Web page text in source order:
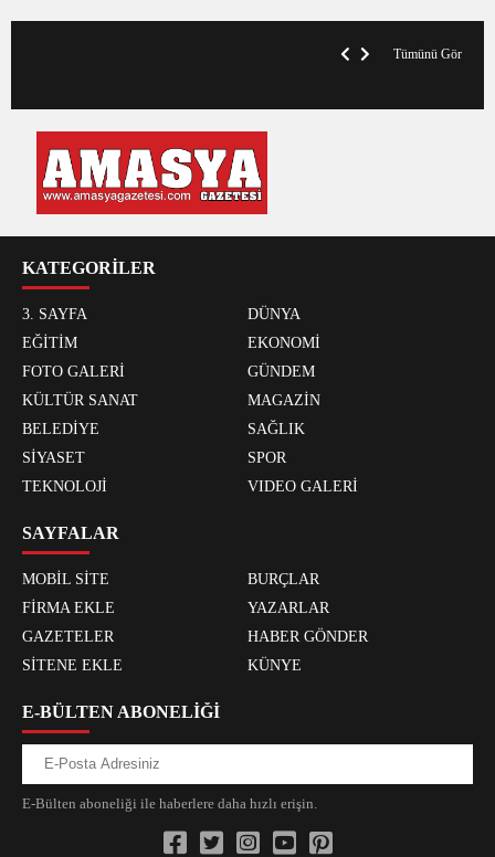
Tümünü Gör
KATEGORİLER
3. SAYFA
DÜNYA
EĞİTİM
EKONOMİ
FOTO GALERİ
GÜNDEM
KÜLTÜR SANAT
MAGAZİN
BELEDİYE
SAĞLIK
SİYASET
SPOR
TEKNOLOJİ
VIDEO GALERİ
SAYFALAR
MOBİL SİTE
BURÇLAR
FİRMA EKLE
YAZARLAR
GAZETELER
HABER GÖNDER
SİTENE EKLE
KÜNYE
E-BÜLTEN ABONELİĞİ
E-Bülten aboneliği ile haberlere daha hızlı erişin.